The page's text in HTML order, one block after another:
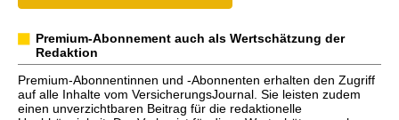
Premium-Abonnement auch als Wertschätzung der
Redaktion
Premium-Abonnentinnen und -Abonnenten erhalten den Zugriff
auf alle Inhalte vom VersicherungsJournal. Sie leisten zudem
einen unverzichtbaren Beitrag für die redaktionelle